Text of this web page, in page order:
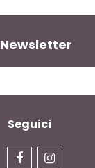
Newsletter
Seguici